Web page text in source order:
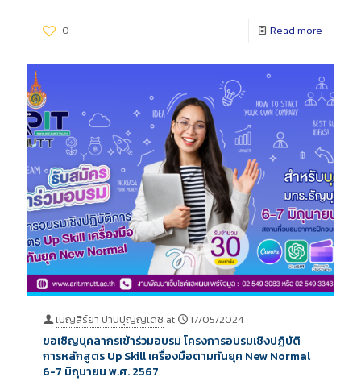
0 Read more
เบญสิร์ยา ปานปุญญเดช at 17/05/2024
ขอเชิญบุคลากรเข้าร่วมอบรม โครงการอบรมเชิงปฏิบัติ
การหลักสูตร Up Skill เครื่องมือตามทันยุค New Normal
6-7 มิถุนายน พ.ศ. 2567